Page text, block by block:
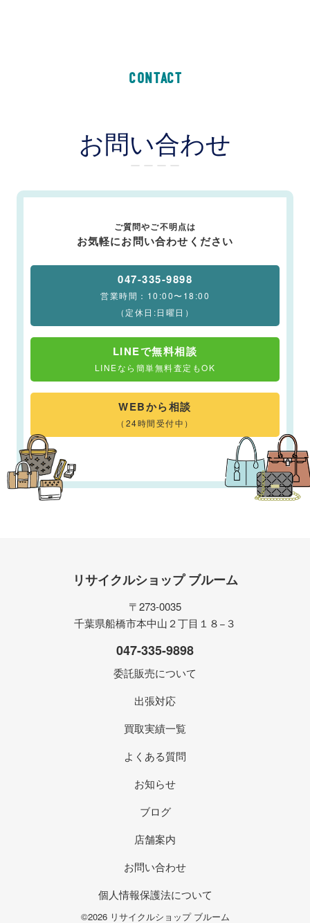
CONTACT
お問い合わせ
ー ー ー ー
ご質問やご不明点は
お気軽にお問い合わせください
047-335-9898
営業時間：10:00〜18:00
（定休日:日曜日）
LINEで無料相談
LINEなら簡単無料査定もOK
WEBから相談
（24時間受付中）
リサイクルショップ ブルーム
〒273-0035
千葉県船橋市本中山２丁目１８−３
047-335-9898
委託販売について
出張対応
買取実績一覧
よくある質問
お知らせ
ブログ
店舗案内
お問い合わせ
個人情報保護法について
©2026 リサイクルショップ ブルーム